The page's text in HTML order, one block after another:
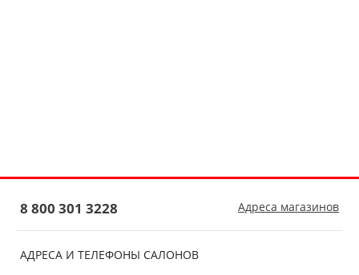
АДРЕСА И ТЕЛЕФОНЫ САЛОНОВ
8 800 301 3228 Адреса магазинов